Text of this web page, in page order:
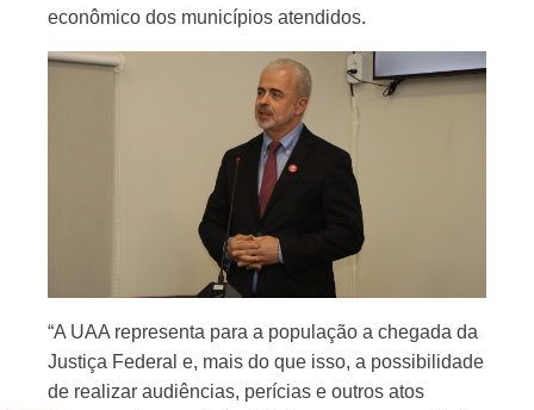
econômico dos municípios atendidos.
“A UAA representa para a população a chegada da
Justiça Federal e, mais do que isso, a possibilidade
de realizar audiências, perícias e outros atos